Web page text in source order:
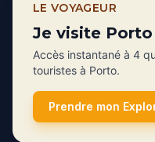
LE VOYAGEUR
Je visite Porto
Accès instantané à 4
touristes à Porto.
Prendre mon